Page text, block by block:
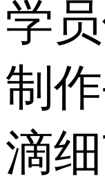
学
制
滴